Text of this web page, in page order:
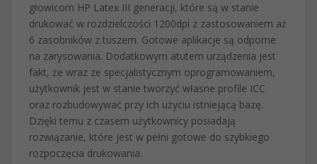
głowicom HP Latex III generacji, które są w stanie
drukować w rozdzielczości 1200dpi z zastosowaniem aż
6 zasobników z tuszem. Gotowe aplikacje są odporne
na zarysowania. Dodatkowym atutem urządzenia jest
fakt, że wraz ze specjalistycznym oprogramowaniem,
użytkownik jest w stanie tworzyć własne profile ICC
oraz rozbudowywać przy ich użyciu istniejącą bazę.
Dzięki temu z czasem użytkownicy posiadają
rozwiązanie, które jest w pełni gotowe do szybkiego
rozpoczęcia drukowania.